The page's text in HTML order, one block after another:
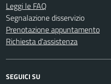
Leggi le FAQ
Segnalazione disservizio
Prenotazione appuntamento
Richiesta d'assistenza
SEGUICI SU